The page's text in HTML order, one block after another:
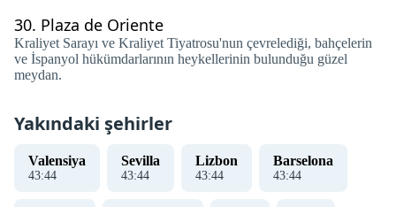
30. Plaza de Oriente
Kraliyet Sarayı ve Kraliyet Tiyatrosu'nun çevrelediği, bahçelerin
ve İspanyol hükümdarlarının heykellerinin bulunduğu güzel
meydan.
Yakındaki şehirler
Valensiya
43:45
Sevilla
43:45
Lizbon
43:45
Barselona
43:45